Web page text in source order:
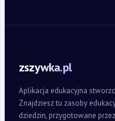
zszywka.pl
Aplikacja edukacyjna
Znajdziesz tu zasoby
dziedzin, przygotowane